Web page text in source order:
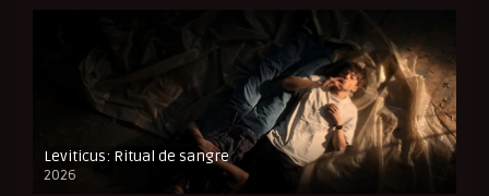
Leviticus: Ritual de sangre
2026
FULL HD